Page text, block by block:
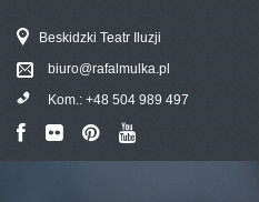
Beskidzki Teatr Iluzji
biuro@rafalmulka.pl
Kom.: +48 504 989 497